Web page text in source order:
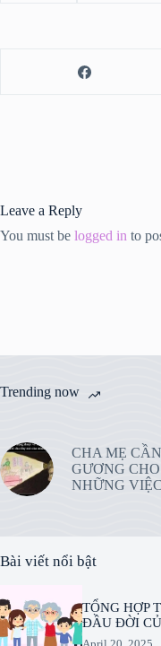
Leave a Reply
You must be logged in to
Trending now
CHA MẸ
GƯƠNG
NHỮNG
Bài viết nổi bật
TỔNG HỢP
ĐẦU ĐỜI